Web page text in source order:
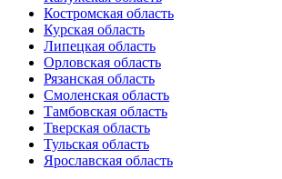
Костромская область
Курская область
Липецкая область
Орловская область
Рязанская область
Смоленская область
Тамбовская область
Тверская область
Тульская область
Ярославская область